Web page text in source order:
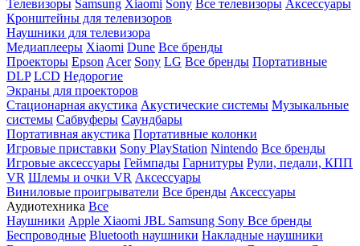
Телевизоры Samsung Xiaomi Sony Все телевизоры Аксессуары
Кронштейны для телевизоров
Наушники для телевизора
Медиаплееры Xiaomi Dune Все бренды
Проекторы Epson Acer Sony LG Все бренды Портативные
DLP LCD Недорогие
Экраны для проекторов
Стационарная акустика Акустические системы Музыкальные
системы Сабвуферы Саундбары
Портативная акустика Портативные колонки
Игровые приставки Sony PlayStation Nintendo Все бренды
Игровые аксессуары Геймпады Гарнитуры Рули, педали, КПП
VR Шлемы и очки VR Аксессуары
Виниловые проигрыватели Все бренды Аксессуары
Аудиотехника Все
Наушники Apple Xiaomi JBL Samsung Sony Все бренды
Беспроводные Bluetooth наушники Накладные наушники